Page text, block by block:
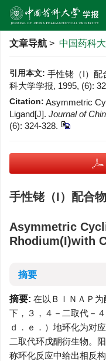
文章导航 > 中国药科
引用本文: 手性铑（I）配
科大学学报, 1995, (6):
Citation: Asymmetric
Ligand[J]. Journal of
(6): 324-328.
手性铑（I）配合
Asymmetric
Rhodium(I)with
摘要
摘要: 在以ＢＩＮＡＰ
下，３，４－二取代－
ｄ．ｅ．）地环化为对
二取代环戊酮衍生物。
称环化反应中给出相反构